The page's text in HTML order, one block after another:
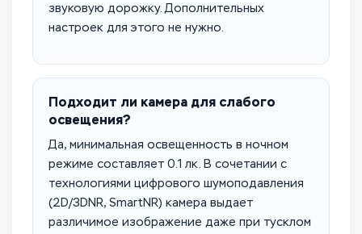
звуковую дорожку. Дополнительных
настроек для этого не нужно.
Подходит ли камера для слабого
освещения?
Да, минимальная освещенность в ночном
режиме составляет 0.1 лк. В сочетании с
технологиями цифрового шумоподавления
(2D/3DNR, SmartNR) камера выдает
различимое изображение даже при тусклом